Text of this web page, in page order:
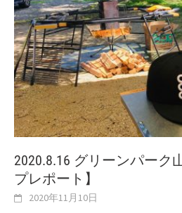
2020.8.16 グリーンパーク
プレポート】
2020年11月10日